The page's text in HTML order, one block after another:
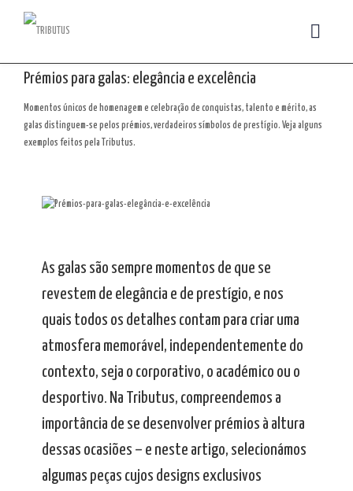
Prémios para galas: elegância e excelência
Momentos únicos de homenagem e celebração de conquistas, talento e mérito, as
galas distinguem-se pelos prémios, verdadeiros símbolos de prestígio. Veja alguns
exemplos feitos pela Tributus.
As galas são sempre momentos de que se
revestem de elegância e de prestígio, e nos
quais todos os detalhes contam para criar uma
atmosfera memorável, independentemente do
contexto, seja o corporativo, o académico ou o
desportivo. Na Tributus, compreendemos a
importância de se desenvolver prémios à altura
dessas ocasiões – e neste artigo, selecionámos
algumas peças cujos designs exclusivos